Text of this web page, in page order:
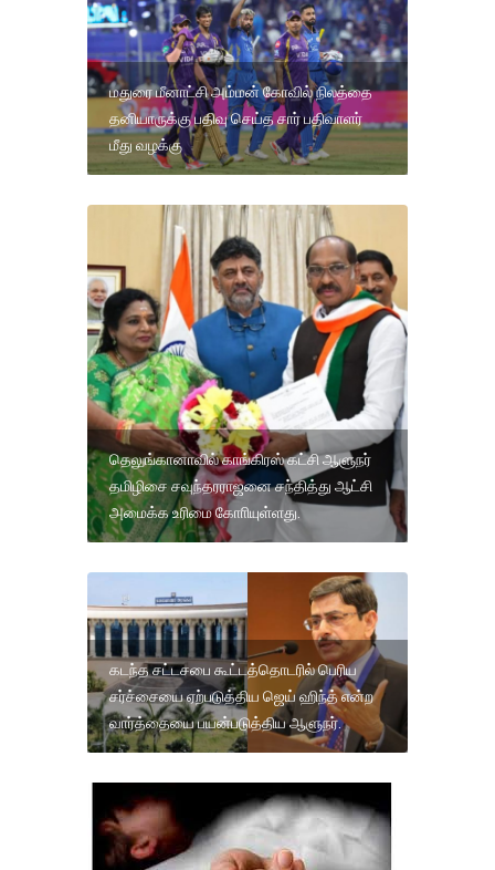
மதுரை மீனாட்சி அம்மன் கோவில் நிலத்தை
தனியாருக்கு பதிவு செய்த சார் பதிவாளர்
மீது வழக்கு
தெலுங்கானாவில் காங்கிரஸ் கட்சி ஆளுநர்
தமிழிசை சவுந்தரராஜனை சந்தித்து ஆட்சி
அமைக்க உரிமை கோாியுள்ளது.
கடந்த சட்டசபை கூட்டத்தொடரில் பெரிய
சர்ச்சையை ஏற்படுத்திய ஜெய் ஹிந்த் என்ற
வார்த்தையை பயன்படுத்திய ஆளுநர்.